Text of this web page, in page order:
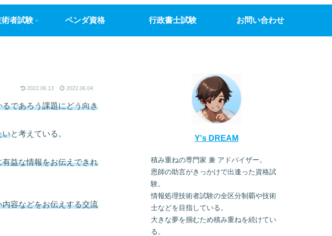
者試験 ベンダ資格 行政書士試験 お問い合わせ
2022.06.13 2022.06.04
であろう課題にどう向き
いと考えている。
益な情報をお伝えできれ
容などをお伝えする交流
Y's DREAM
積み重ねの専門家 兼 アドバイザー。
恩師の助言がきっかけで出逢った資格試
験。
情報処理技術者試験の全区分制覇や技術
士などを目指している。
大きな夢を掴むため積み重ねを続けてい
る。